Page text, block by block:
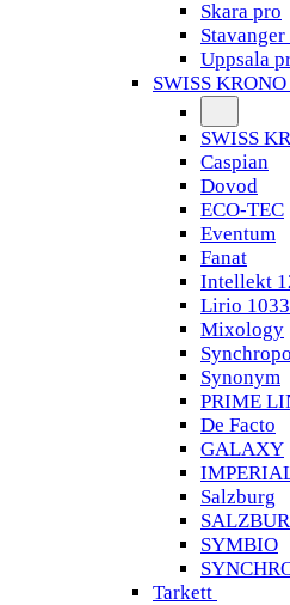
Skara pro
Stavanger
Uppsala
SWISS KRONO
SWISS
Caspian
Dovod
ECO-TEC
Eventum
Fanat
Intellekt
Lirio
Mixology
Synonym
PRIME
De Facto
GALAXY
Salzburg
SYMBIO
Tarkett